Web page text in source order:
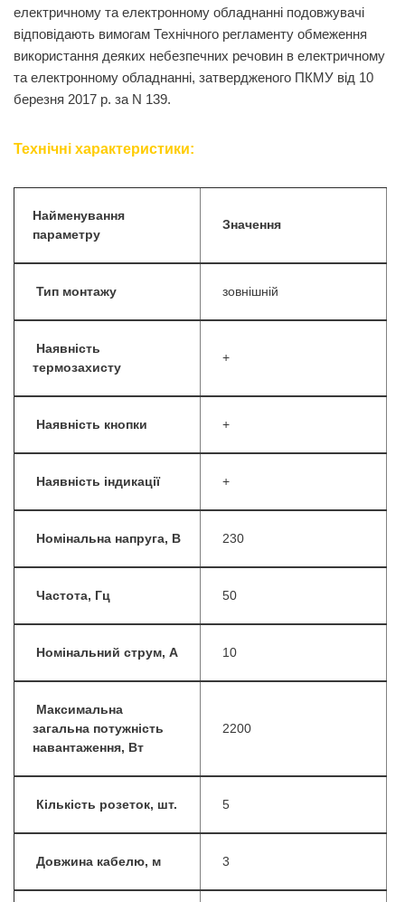
електричному та електронному обладнанні подовжувачі
відповідають вимогам Технічного регламенту обмеження
використання деяких небезпечних речовин в електричному
та електронному обладнанні, затвердженого ПКМУ від 10
березня 2017 р. за N 139.
Технічні характеристики:
Найменування
параметру
Значення
Тип монтажу зовнішній
Наявність
термозахисту
+
Наявність кнопки +
Наявність індикації +
Номінальна напруга, В 230
Частота, Гц 50
Номінальний струм, А 10
Максимальна
загальна потужність
навантаження, Вт
2200
Кількість розеток, шт. 5
Довжина кабелю, м 3